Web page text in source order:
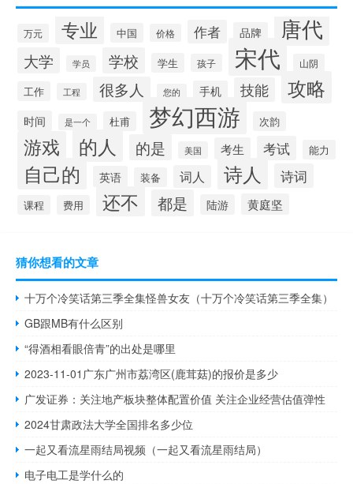
万元 专业 中国 价格 作者 品牌 唐代
大学 学员 学校 学生 孩子 宋代 山阴
工作 工程 很多人 您的 手机 技能 攻略
时间 是一个 杜甫 梦幻西游 次韵
游戏 的人 的是 美国 考生 考试 能力
自己的 英语 装备 词人 诗人 诗词
课程 费用 还不 都是 陆游 黄庭坚
猜你想看的文章
十万个冷笑话第三季全集怪兽女友（十万个冷笑话第三季全集）
GB跟MB有什么区别
“得酒相看眼倍青”的出处是哪里
2023-11-01广东广州市荔湾区(鹿茸菇)的报价是多少
广发证券：关注地产板块整体配置价值 关注企业经营估值弹性
2024甘肃政法大学全国排名多少位
一起又看流星雨结局视频（一起又看流星雨结局）
电子电工是学什么的